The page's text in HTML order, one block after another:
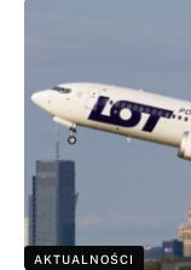
AKTUALNOŚCI